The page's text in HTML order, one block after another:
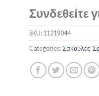
Συνδεθείτε
SKU:11219044
Categories:Σακούλες,